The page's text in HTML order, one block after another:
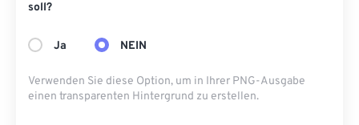
soll?
Ja NEIN
Verwenden Sie diese Option, um in Ihrer PNG-Ausgabe
einen transparenten Hintergrund zu erstellen.